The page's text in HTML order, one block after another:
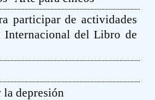
participar de actividades
Internacional del Libro de
la depresión